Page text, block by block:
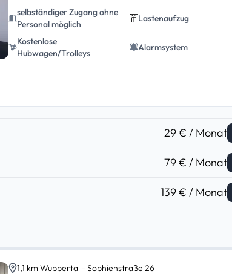
selbständiger Zugang ohne
Personal möglich
Lastenaufzug
Kostenlose
Hubwagen/Trolleys
Alarmsystem
29 € / Monat
79 € / Monat
139 € / Monat
1,1 km Wuppertal - Sophienstraße 26